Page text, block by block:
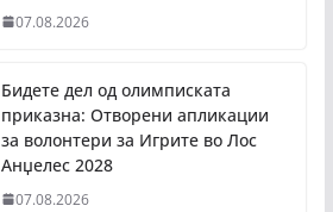
07.08.2026
Бидете дел од олимписката
приказна: Отворени апликации
за волонтери за Игрите во Лос
Анџелес 2028
07.08.2026